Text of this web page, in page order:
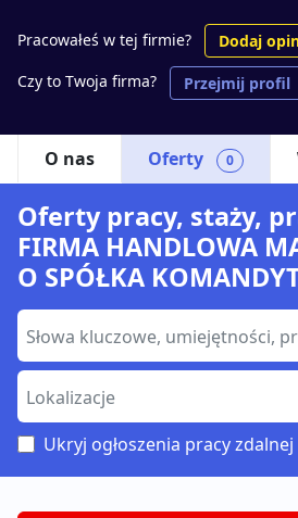
Pracowałeś w tej firmie?
Dodaj
Czy to Twoja firma?
Przejmij profil
O nas Oferty 0
Oferty pracy, staży,
FIRMA HANDLOWA
O SPÓŁKA
Ukryj ogłoszenia pracy zdalnej